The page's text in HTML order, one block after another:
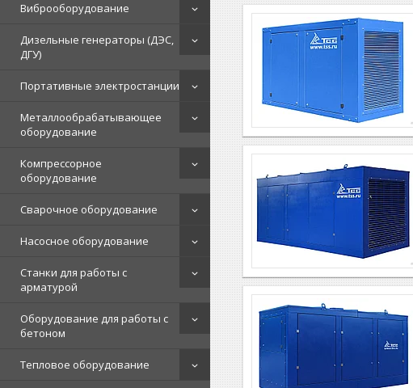
Виброоборудование
Дизельные генераторы (ДЭС,
ДГУ)
Портативные электростанции
Металлообрабатывающее
оборудование
Компрессорное
оборудование
Сварочное оборудование
Насосное оборудование
Станки для работы с
арматурой
Оборудование для работы с
бетоном
Тепловое оборудование